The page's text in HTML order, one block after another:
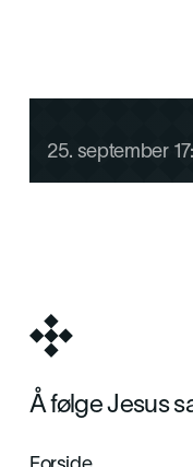
25. september
Å følge Jesus